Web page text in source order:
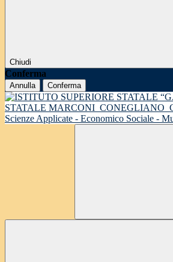
Chiudi
Conferma
Annulla Conferma
STATALE MARCONI CONEGLIANO
Scienze Applicate - Economico Sociale -